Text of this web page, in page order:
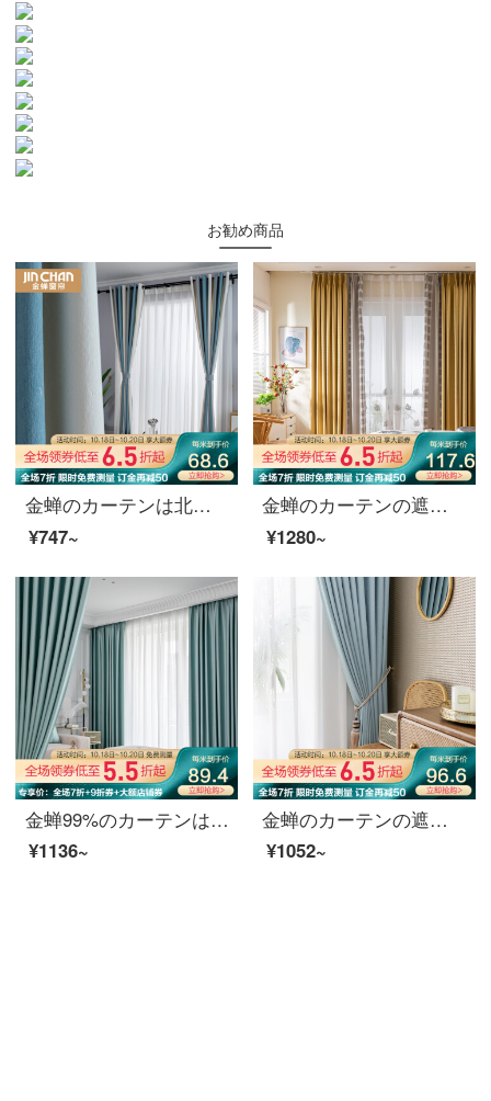
お勧め商品
金蝉のカーテンは北欧を遮光しています。ベッドルームのカーテンを簡単に注文して、フックしてください。風になっています。蘭（CT-グレー）1メートルの材料価格（フック/穴あけ無料加工）は何メートルの撮影が必要ですか？
¥747~
金蝉のカーテンの遮光は簡単にシェニールの日よけのリビングルームの窓のカーテンをつなぎ合わせてカスタマイズします。暖かい秋（千鳥の格子のつなぎ金）
¥1280~
金蝉99%のカーテンは北欧の光豪華な光面を遮光しています。高精細に注文しています。寝室のカーテンにロイヤル黒い絹織物（色備考）を配置します。1メートルの材料価格（フック/穴あけ無料加工）は何メートルの撮影が必要ですか？
¥1136~
金蝉のカーテンの遮光北欧簡単予約寝室のリビングルームの日焼け止めカーテンの行雲（高遮光/五色オプション）の1メートルの材料価格（フック/穴あけ無料加工）は何メートルの撮影が必要ですか？
¥1052~